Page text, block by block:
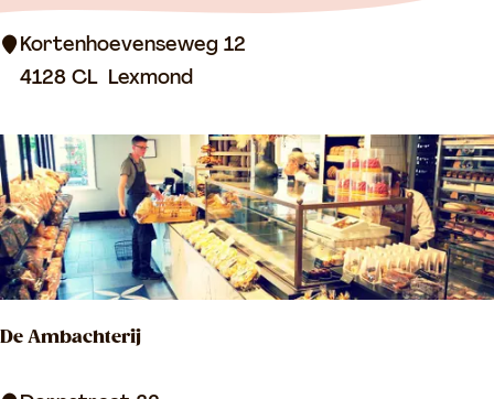
e
G
d
e
n
L
e
u
Kortenhoevenseweg 12
4128 CL Lexmond
De Ambachterij